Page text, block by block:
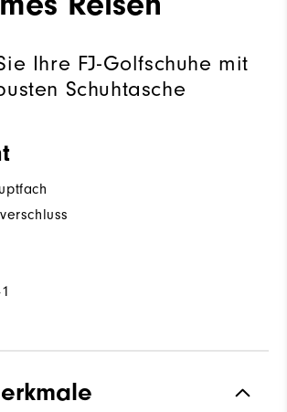
Ihre FJ-Golfschuhe mit
Schuhtasche